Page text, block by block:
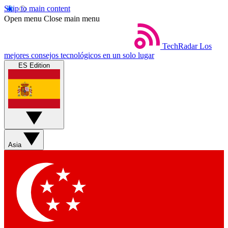
Skip to main content
Open menu Close main menu
TechRadar Los
mejores consejos tecnológicos en un solo lugar
ES Edition
Asia